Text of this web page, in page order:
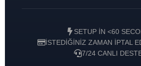
SETUP IN <60
İSTEDIĞINIZ ZAMAN IPTAL
7/24 CANLI